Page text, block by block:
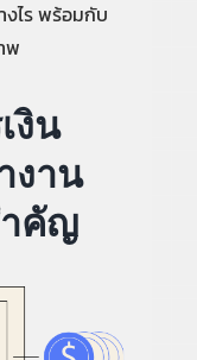
งไร พร้อมกับ
พ
งิน
งาน
ำคัญ